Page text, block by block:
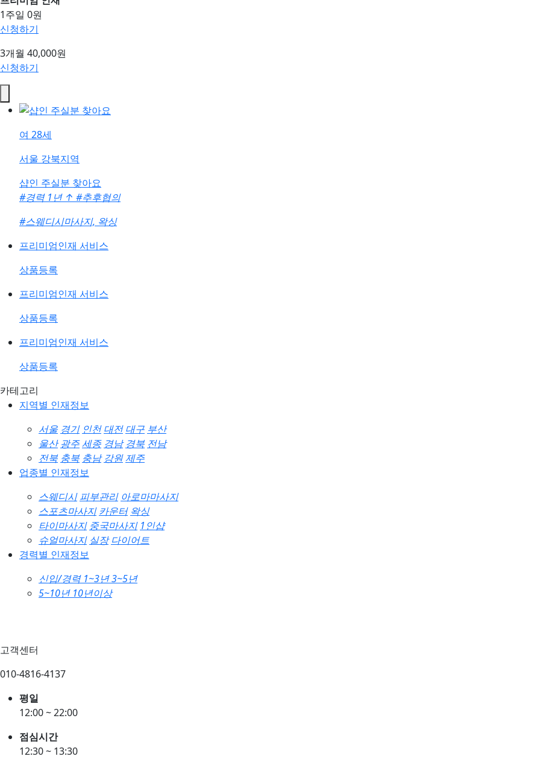
1주일 0원
신청하기
3개월 40,000원
신청하기
여 28세
서울 강북지역
샵인 주실분 찾아요
#경력 1년 ↑ #추후협의
#스웨디시마사지, 왁싱
프리미엄인재 서비스
상품등록
프리미엄인재 서비스
상품등록
프리미엄인재 서비스
상품등록
카테고리
지역별 인재정보
서울 경기 인천 대전 대구 부산
울산 광주세종 경남 경북 전남
전북 충북 충남 강원제주
업종별 인재정보
스웨디시 피부관리 아로마마사지
스포츠마사지 카운터 왁싱
타이마사지 중국마사지 1인샵
슈얼마사지 실장 다이어트
경력별 인재정보
신입/경력 1~3년3~5년
5~10년 10년이상
고객센터
010-4816-4137
평일
12:00 ~ 22:00
점심시간
12:30 ~ 13:30